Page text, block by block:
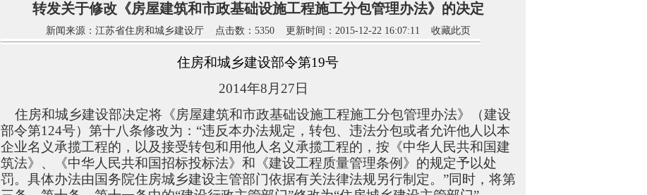
转发关于修改《房屋建筑和市政基础设施工程施工分包管理办法》的决定
新闻来源：江苏省住房和城乡建设厅 点击数：5350 更新时间：2015-12-22 16:07:11 收藏此页
住房和城乡建设部令第19号
2014年8 月 27 日
住房和城乡建设部决定将《房屋建筑和市政基础设施工程施工分包管理办法》（建设
部令第124号）第十八条修改为：“违反本办法规定，转包、违法分包或者允许他人以本
企业名义承揽工程的，以及接受转包和用他人名义承揽工程的，按《中华人民共和国建
筑法》、《中华人民共和国招标投标法》和《建设工程质量管理条例》的规定予以处
罚。具体办法由国务院住房城乡建设主管部门依据有关法律法规另行制定。”同时，将第